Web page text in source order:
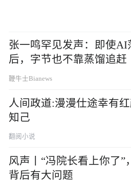
张一鸣罕见发声：即使AI
后，字节也不靠蒸馏追赶
鞭牛士Bianews
人间政道:漫漫仕途幸有
知己
翻阅小说
风声丨“冯院长看上你了”，
背后有大问题